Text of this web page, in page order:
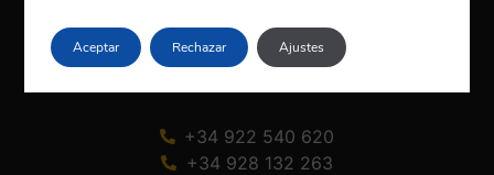
Aviso Legal
+34 922 540 620
+34 928 132 263
Aceptar Rechazar Ajustes